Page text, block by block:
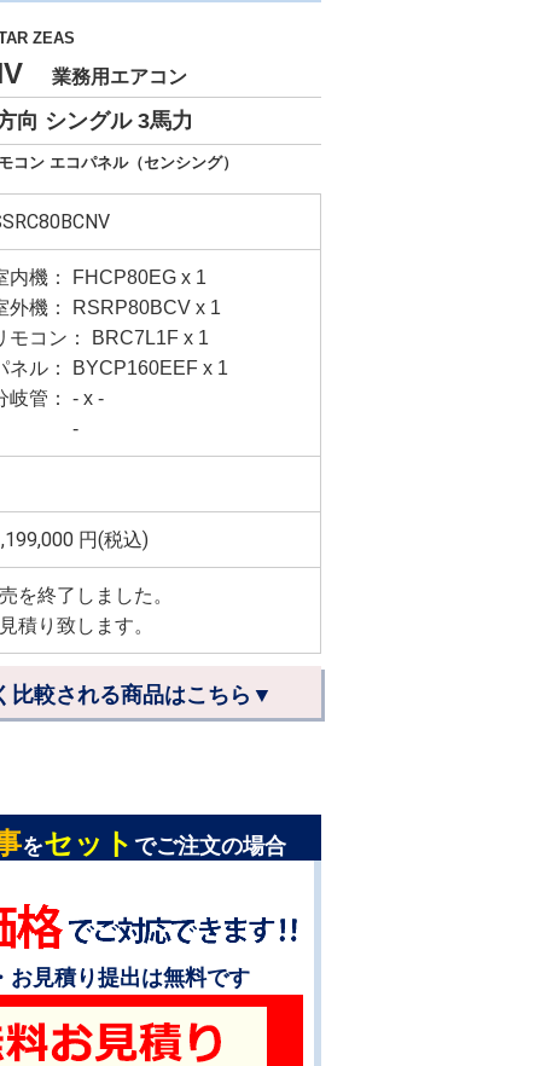
ZEAS
業務用エアコン
向 シングル 3馬力
コン エコパネル（センシング）
内機： FHCP80EG x 1
外機： RSRP80BCV x 1
モコン： BRC7L1F x 1
ネル： BYCP160EEF x 1
岐管： - x -
円(税込)
を終了しました。
積り致します。
比較される商品はこちら▼
をセット でご注文の場合
お見積り提出は無料です